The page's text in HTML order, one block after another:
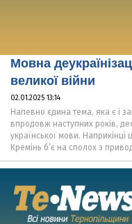
Мовна
великої війни
02.01.2025 13:14
Напевно єдина тема, яка є і
впродовж наступних років,
української мови.
Кремінь б’є на сполох з